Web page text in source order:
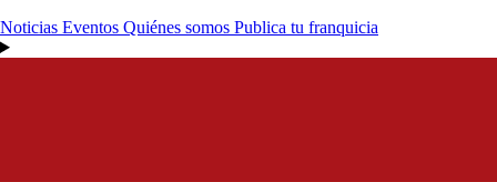
Noticias Eventos Quiénes somos Publica tu franquicia